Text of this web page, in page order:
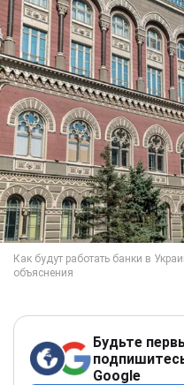
Будьте
Google